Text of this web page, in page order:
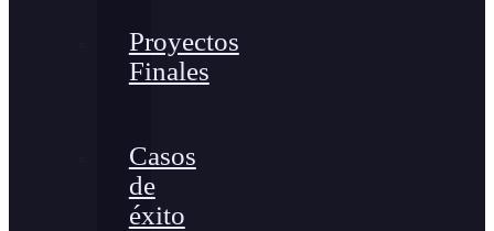
Proyectos
Finales
Casos
de
éxito